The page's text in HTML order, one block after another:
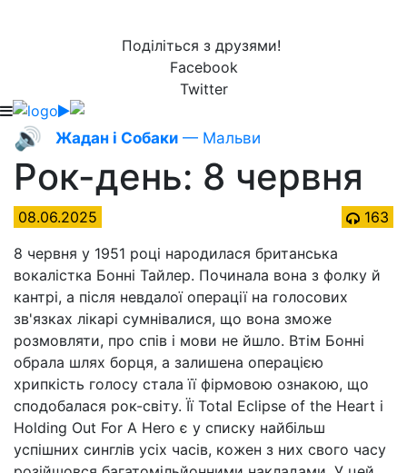
Поділіться з друзями!
Facebook
Twitter
🔊 Жадан і Собаки — Мальви
Рок-день: 8 червня
08.06.2025
163
8 червня у 1951 році народилася британська
вокалістка Бонні Тайлер. Починала вона з фолку й
кантрі, а після невдалої операції на голосових
зв'язках лікарі сумнівалися, що вона зможе
розмовляти, про спів і мови не йшло. Втім Бонні
обрала шлях борця, а залишена операцією
хрипкість голосу стала її фірмовою ознакою, що
сподобалася рок-світу. Її Total Eclipse of the Heart і
Holding Out For A Hero є у списку найбільш
успішних синглів усіх часів, кожен з них свого часу